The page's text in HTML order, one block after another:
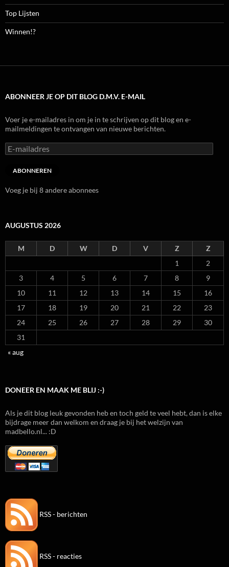
Top Lijsten
Winnen!?
ABONNEER JE OP DIT BLOG D.M.V. E-MAIL
Voer je e-mailadres in om je in te schrijven op dit blog en e-
mailmeldingen te ontvangen van nieuwe berichten.
E-
mailadres
ABONNEREN
Voeg je bij 8 andere abonnees
AUGUSTUS 2026
M D W D V Z
Z
1
2
3
4 5 6 7 8
9
10
11 12 13 14 15
16
17
18 19 20 21 22
23
24
25 26 27 28 29
30
31
« aug
DONEER EN MAAK ME BLIJ :-)
Als je dit blog leuk gevonden heb en toch geld te veel hebt, dan is elke
bijdrage meer dan welkom en draag je bij het welzijn van
madbello.nl... :D
RSS - berichten
RSS - reacties